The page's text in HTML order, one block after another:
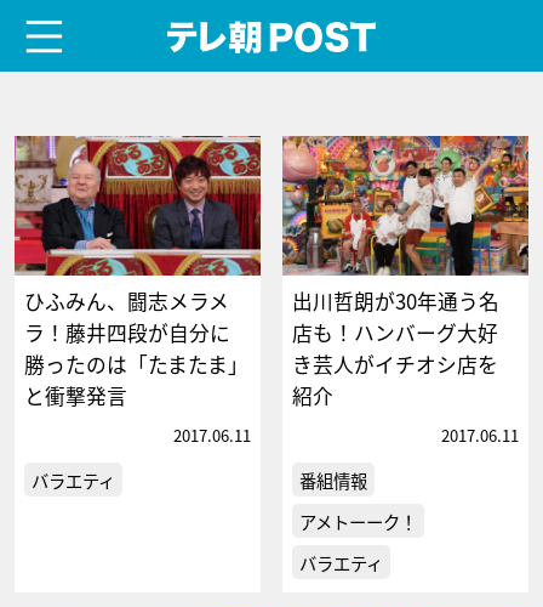
ひふみん、闘志メラメ
ラ！藤井四段が自分に
勝ったのは「たまたま」
と衝撃発言
2017.06.11
バラエティ
出川哲朗が30年通う名
店も！ハンバーグ大好
き芸人がイチオシ店を
紹介
2017.06.11
番組情報
アメトーーク！
バラエティ